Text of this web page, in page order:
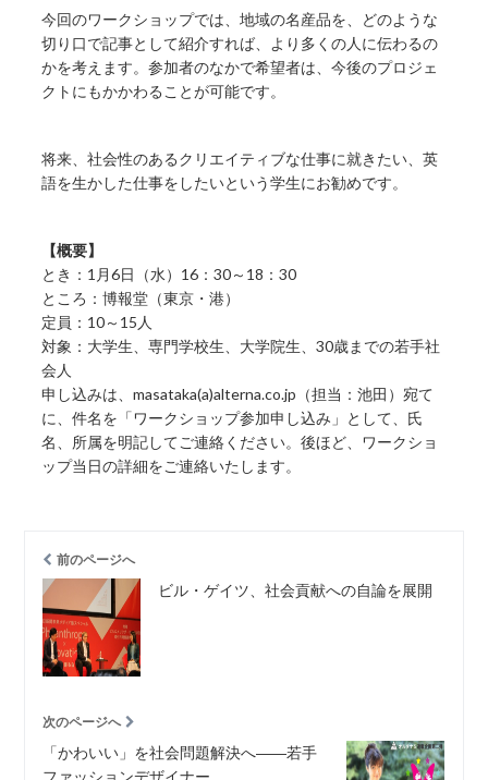
今回のワークショップでは、地域の名産品を、どのような
切り口で記事として紹介すれば、より多くの人に伝わるの
かを考えます。参加者のなかで希望者は、今後のプロジェ
クトにもかかわることが可能です。
将来、社会性のあるクリエイティブな仕事に就きたい、英
語を生かした仕事をしたいという学生にお勧めです。
【概要】
とき：1月6日（水）16：30～18：30
ところ：博報堂（東京・港）
定員：10～15人
対象：大学生、専門学校生、大学院生、30歳までの若手社
会人
申し込みは、masataka(a)alterna.co.jp（担当：池田）宛て
に、件名を「ワークショップ参加申し込み」として、氏
名、所属を明記してご連絡ください。後ほど、ワークショ
ップ当日の詳細をご連絡いたします。
前のページへ
ビル・ゲイツ、社会貢献への自論を展開
次のページへ
「かわいい」を社会問題解決へ――若手